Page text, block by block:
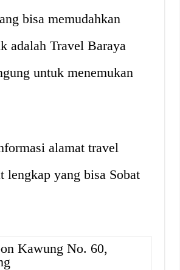
bisa memudahkan
adalah Travel Baraya
untuk menemukan
alamat travel
lengkap yang bisa Sobat
Kawung No. 60,